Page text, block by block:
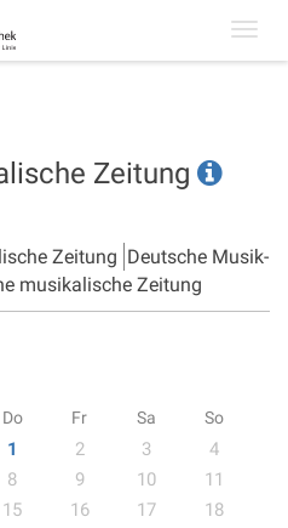
Zeitung
Zeitung Deutsche Musik-
musikalische Zeitung
Do Fr Sa So
1 2 3
4
8 9 10
11
15 16 17
18